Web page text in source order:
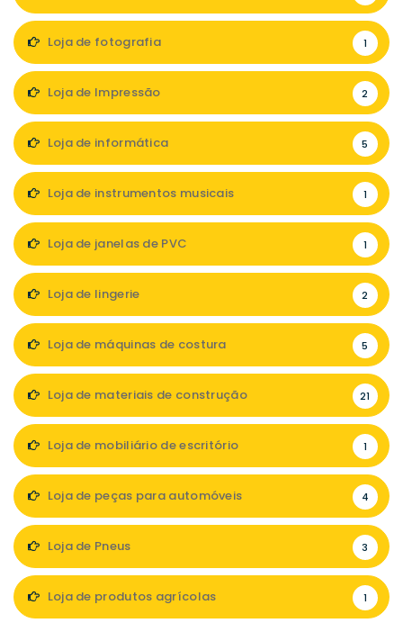
Loja de fotografia 1
Loja de Impressão 2
Loja de informática 5
Loja de instrumentos musicais 1
Loja de janelas de PVC 1
Loja de lingerie 2
Loja de máquinas de costura 5
Loja de materiais de construção 21
Loja de mobiliário de escritório 1
Loja de peças para automóveis 4
Loja de Pneus 3
Loja de produtos agrícolas 1